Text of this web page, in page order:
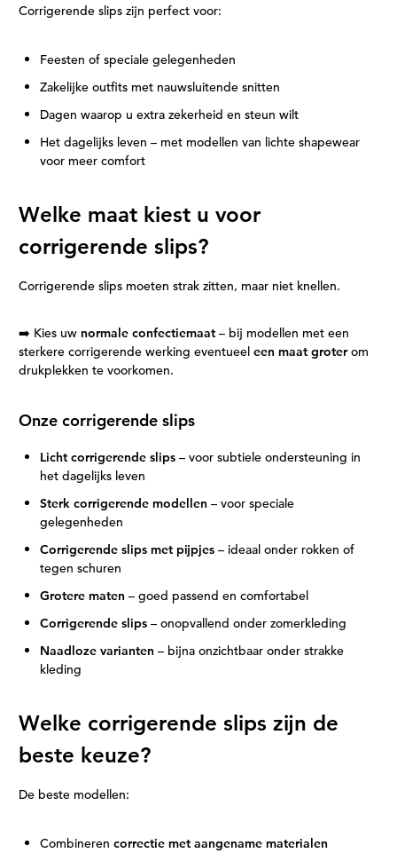
Corrigerende slips zijn perfect voor:
Feesten of speciale gelegenheden
Zakelijke outfits met nauwsluitende snitten
Dagen waarop u extra zekerheid en steun wilt
Het dagelijks leven – met modellen van lichte shapewear
voor meer comfort
Welke maat kiest u voor
corrigerende slips?
Corrigerende slips moeten strak zitten, maar niet knellen.
➡️ Kies uw normale confectiemaat – bij modellen met een
sterkere corrigerende werking eventueel een maat groterom
drukplekken te voorkomen.
Onze corrigerende slips
Licht corrigerende slips – voor subtiele ondersteuning in
het dagelijks leven
Sterk corrigerende modellen – voor speciale
gelegenheden
Corrigerende slips met pijpjes – ideaal onder rokken of
tegen schuren
Grotere maten – goed passend en comfortabel
Corrigerende slips – onopvallend onder zomerkleding
Naadloze varianten – bijna onzichtbaar onder strakke
kleding
Welke corrigerende slips zijn de
beste keuze?
De beste modellen:
Combineren correctie met aangename materialen